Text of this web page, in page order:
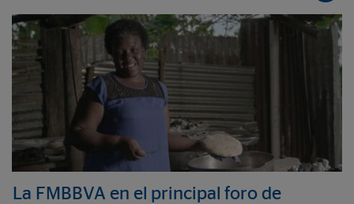
La FMBBVA en el principal foro de